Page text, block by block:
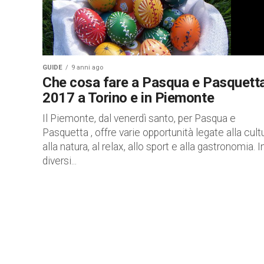
GUIDE 9 anni ago
Che cosa fare a Pasqua e
2017 a Torino e in Piemonte
Il Piemonte, dal venerdì santo, per Pasqua e
Pasquetta , offre varie opportunità legate alla
alla natura, al relax, allo sport e alla gastronomia.
diversi...